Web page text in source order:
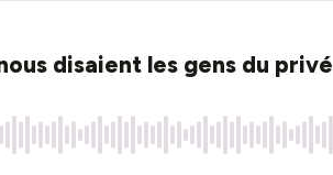
disaient les gens du privé